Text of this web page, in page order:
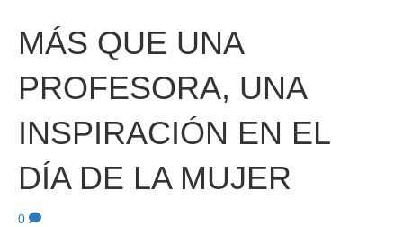
MÁS QUE UNA
PROFESORA, UNA
INSPIRACIÓN EN EL
DÍA DE LA MUJER
0